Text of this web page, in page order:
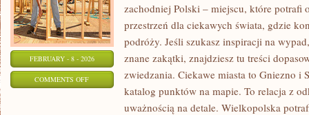
FEBRUARY - 8 - 2026
COMMENTS OFFON
KROTOSZYN
zachodniej Polski – miejscu, które potrafi
przestrzeń dla ciekawych świata, gdzie
podróży. Jeśli szukasz inspiracji na
znane zakątki, znajdziesz tu treści
zwiedzania. Ciekawe miasta to Gniezno i
katalog punktów na mapie. To relacja z
uważnością na detale. Wielkopolska